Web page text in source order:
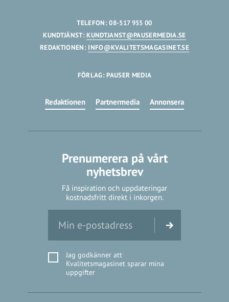
TELEFON: 08-517 955 00
KUNDTJÄNST:KUNDTJANST@PAUSERMEDIA.SE
REDAKTIONEN: INFO@KVALITETSMAGASINET.SE
FÖRLAG: PAUSER MEDIA
Redaktionen Partnermedia Annonsera
Prenumerera på vårt
nyhetsbrev
Få inspiration och uppdateringar
kostnadsfritt direkt i inkorgen.
Jag godkänner att
Kvalitetsmagasinet sparar mina
uppgifter